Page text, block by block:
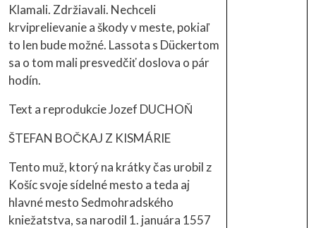
Klamali. Zdržiavali. Nechceli
krviprelievanie a škody v meste, pokiaľ
to len bude možné. Lassota s Dückertom
sa o tom mali presvedčiť doslova o pár
hodín.
Text a reprodukcie Jozef DUCHOŇ
ŠTEFAN BOČKAJ Z KISMÁRIE
Tento muž, ktorý na krátky čas urobil z
Košíc svoje sídelné mesto a teda aj
hlavné mesto Sedmohradského
kniežatstva, sa narodil 1. januára 1557